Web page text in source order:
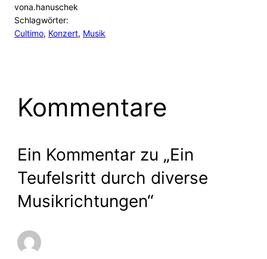
vona.hanuschek
Schlagwörter:
Cultimo, Konzert, Musik
Kommentare
Ein Kommentar zu „Ein
Teufelsritt durch diverse
Musikrichtungen“